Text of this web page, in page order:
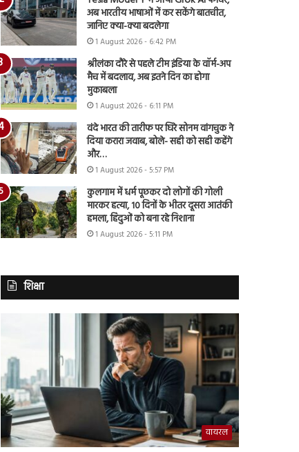
अब भारतीय भाषाओं में कर सकेंगे बातचीत,
जानिए क्या-क्या बदलेगा
1 August 2026 - 6:42 PM
श्रीलंका दौरे से पहले टीम इंडिया के वॉर्म-अप
मैच में बदलाव, अब इतने दिन का होगा
मुकाबला
1 August 2026 - 6:11 PM
वंदे भारत की तारीफ पर घिरे सोनम वांगचुक ने
दिया करारा जवाब, बोले- सही को सही कहेंगे
और…
1 August 2026 - 5:57 PM
कुलगाम में धर्म पूछकर दो लोगों की गोली
मारकर हत्या, 10 दिनों के भीतर दूसरा आतंकी
हमला, हिंदुओं को बना रहे निशाना
1 August 2026 - 5:11 PM
शिक्षा
वायरल